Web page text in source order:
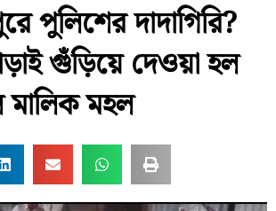
ফুল চাষ ফল চাষ মাছ চাষ পোল্ট্রি চাষ
উত্তর ২৪ পরগনা
পুলিশের দাদাগিরি?
গুঁড়িয়ে দেওয়া হল
মালিক মহল